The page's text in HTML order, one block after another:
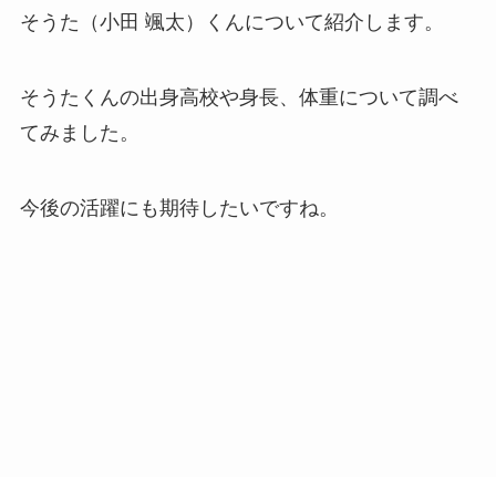
そうた（小田 颯太）くんについて紹介します。
そうたくんの出身高校や身長、体重について調べ
てみました。
今後の活躍にも期待したいですね。